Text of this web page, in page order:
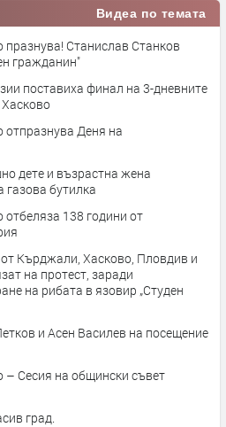
Видеа по темата
Станислав Станков
гражданин"
поставиха финал на 3-дневните
Деня на
дете и възрастна жена
газова бутилка
138 години от
Кърджали, Хасково, Пловдив и
на протест, заради
рибата в язовир „Студен
и Асен Василев на посещение
– Сесия на общински съвет
град.